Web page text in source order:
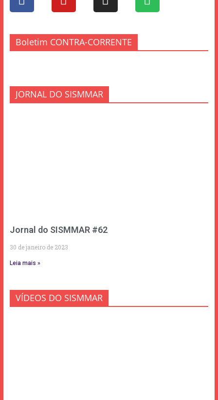
Boletim CONTRA-CORRENTE
JORNAL DO SISMMAR
Jornal do SISMMAR #62
30 de janeiro de 2023
Leia mais »
VÍDEOS DO SISMMAR